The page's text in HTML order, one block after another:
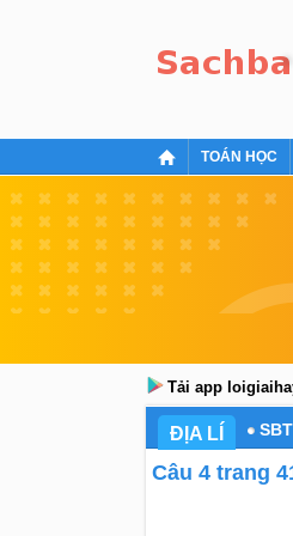
TOÁN HỌC
Tải app
ĐỊA LÍ
Câu 4 trang